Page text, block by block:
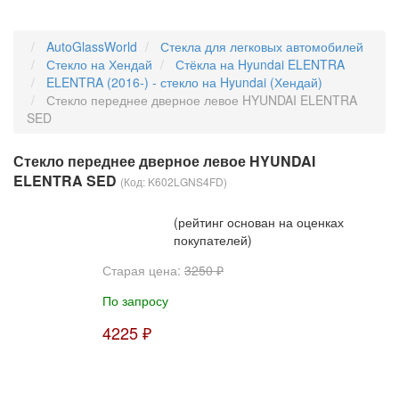
AutoGlassWorld
Стекла для легковых автомобилей
Стекло на Хендай
Стёкла на Hyundai ELENTRA
ELENTRA (2016-) - стекло на Hyundai (Хендай)
Стекло переднее дверное левое HYUNDAI ELENTRA
SED
Стекло переднее дверное левое HYUNDAI
ELENTRA SED (Код: K602LGNS4FD)
(рейтинг основан на оценках
покупателей)
Старая цена: 3250 ₽
По запросу
4225 ₽